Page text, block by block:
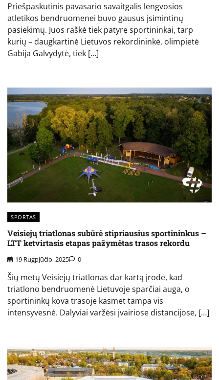
Priešpaskutinis pavasario savaitgalis lengvosios
atletikos bendruomenei buvo gausus įsimintinų
pasiekimų. Juos raškė tiek patyrę sportininkai, tarp
kurių – daugkartinė Lietuvos rekordininkė, olimpietė
Gabija Galvydytė, tiek […]
SPORTAS
Veisiejų triatlonas subūrė stipriausius sportininkus –
LTT ketvirtasis etapas pažymėtas trasos rekordu
19 Rugpjūčio, 2025 0
Šių metų Veisiejų triatlonas dar kartą įrodė, kad
triatlono bendruomenė Lietuvoje sparčiai auga, o
sportininkų kova trasoje kasmet tampa vis
intensyvesnė. Dalyviai varžėsi įvairiose distancijose, […]